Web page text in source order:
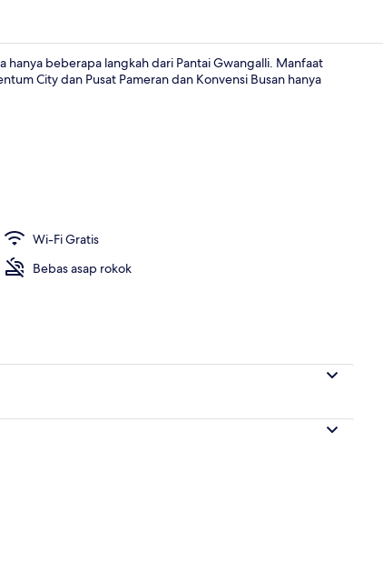
Kamar
beberapa langkah dari Pantai Gwangalli. Manfaat
City dan Pusat Pameran dan Konvensi Busan hanya
Wi-Fi Gratis
Bebas asap rokok